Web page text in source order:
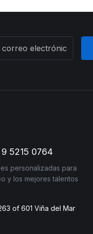
5215 0764
personalizadas para
y los mejores talentos
of 601 Viña del Mar